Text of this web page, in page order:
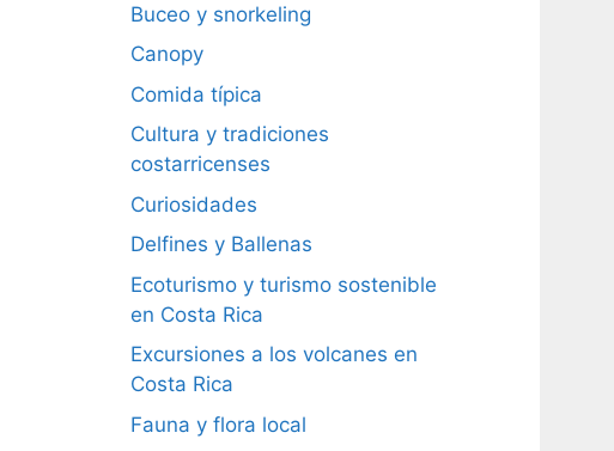
Buceo y snorkeling
Canopy
Comida típica
Cultura y tradiciones
costarricenses
Curiosidades
Delfines y Ballenas
Ecoturismo y turismo sostenible
en Costa Rica
Excursiones a los volcanes en
Costa Rica
Fauna y flora local